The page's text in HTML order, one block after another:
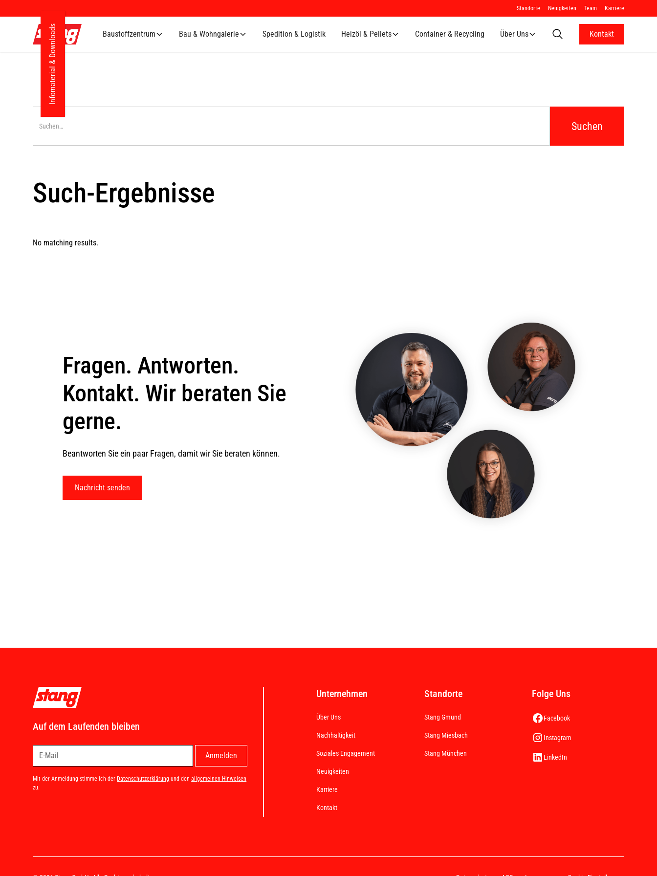
Standorte Neuigkeiten Team Karriere
Baustoffzentrum Bau & Wohngalerie Spedition & Logistik Heizöl & Pellets Container & Recycling Über Uns Kontakt
Infomaterial & Downloads
Such-Ergebnisse
No matching results.
Fragen. Antworten.
Kontakt. Wir beraten Sie
gerne.
Beantworten Sie ein paar Fragen, damit wir Sie beraten können.
Nachricht senden
Auf dem Laufenden bleiben
Mit der Anmeldung stimme ich der Datenschutzerklärung und denallgemeinen Hinweisen
zu.
Unternehmen
Über Uns
Nachhaltigkeit
Soziales Engagement
Neuigkeiten
Karriere
Kontakt
Standorte
Stang Gmund
Stang Miesbach
Stang München
Folge Uns
Facebook
Instagram
LinkedIn